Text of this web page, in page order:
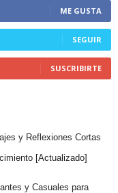
ME GUSTA
SEGUIR
SUSCRIBIRTE
y Reflexiones Cortas
[Actualizado]
y Casuales para